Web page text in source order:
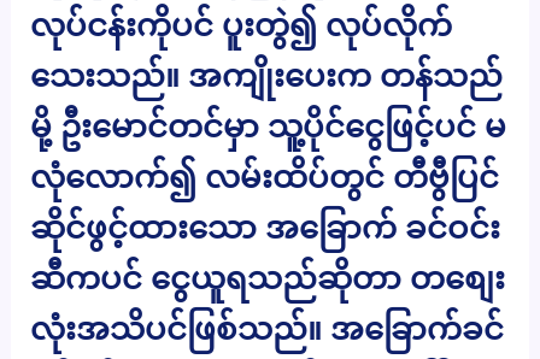
လုပ်ငန်းကိုပင် ပူးတွဲ၍ လုပ်လိုက်
သေးသည်။ အကျိုးပေးက တန်သည်
မို့ ဦးမောင်တင်မှာ သူ့ပိုင်ငွေဖြင့်ပင် မ
လုံလောက်၍ လမ်းထိပ်တွင် တီဗွီပြင်
ဆိုင်ဖွင့်ထားသော အခြောက် ခင်ဝင်း
ဆီကပင် ငွေယူရသည်ဆိုတာ တစျေး
လုံးအသိပင်ဖြစ်သည်။ အခြောက်ခင်